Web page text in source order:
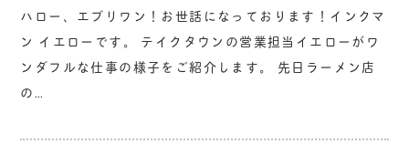
ハロー、エブリワン！お世話になっております！インクマ
ン イエローです。 テイクタウンの営業担当イエローがワ
ンダフルな仕事の様子をご紹介します。 先日ラーメン店
の…